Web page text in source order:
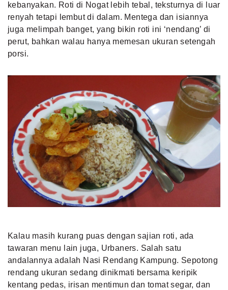
kebanyakan. Roti di Nogat lebih tebal, teksturnya di luar
renyah tetapi lembut di dalam. Mentega dan isiannya
juga melimpah banget, yang bikin roti ini ‘nendang’ di
perut, bahkan walau hanya memesan ukuran setengah
porsi.
Kalau masih kurang puas dengan sajian roti, ada
tawaran menu lain juga, Urbaners. Salah satu
andalannya adalah Nasi Rendang Kampung. Sepotong
rendang ukuran sedang dinikmati bersama keripik
kentang pedas, irisan mentimun dan tomat segar, dan